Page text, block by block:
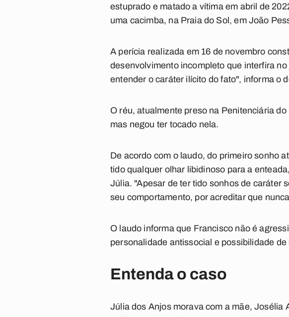
estuprado e matado a vítima em abril de
uma cacimba, na Praia do Sol, em João
A perícia realizada em 16 de novembro
desenvolvimento incompleto que interfira
entender o caráter ilícito do fato", informa o
O réu, atualmente preso na Penitenciária
mas negou ter tocado nela.
De acordo com o laudo, do primeiro sonho
tido qualquer olhar libidinoso para a
Júlia. "Apesar de ter tido sonhos de caráter
seu comportamento, por acreditar que
O laudo informa que Francisco não é
personalidade antissocial e possibilidade
Entenda o caso
Júlia dos Anjos morava com a mãe, Josélia